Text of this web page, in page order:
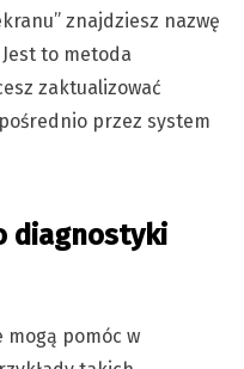
znajdziesz nazwę
to metoda
zaktualizować
przez system
diagnostyki
pomóc w